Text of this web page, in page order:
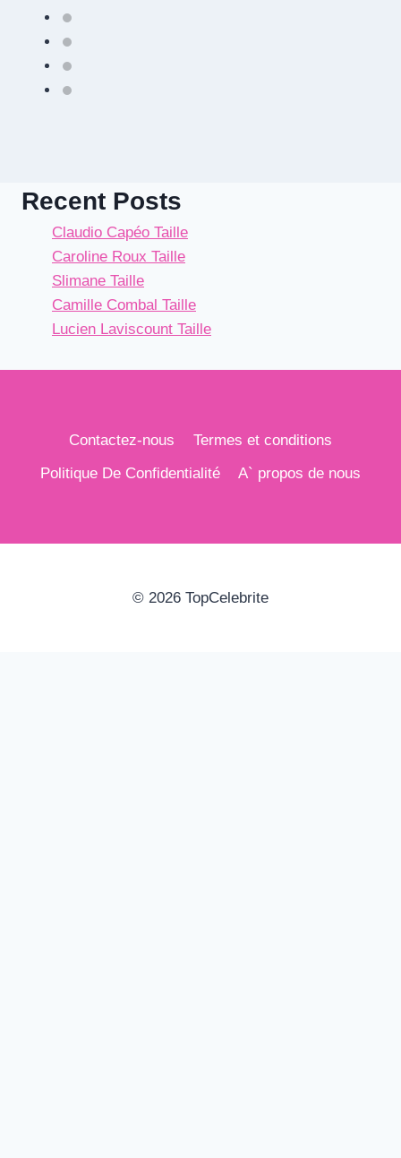
Recent Posts
Claudio Capéo Taille
Caroline Roux Taille
Slimane Taille
Camille Combal Taille
Lucien Laviscount Taille
Contactez-nous
Termes et conditions
Politique De Confidentialité
A` propos de nous
© 2026 TopCelebrite